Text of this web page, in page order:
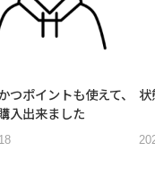
つポイントも使えて、
入出来ました